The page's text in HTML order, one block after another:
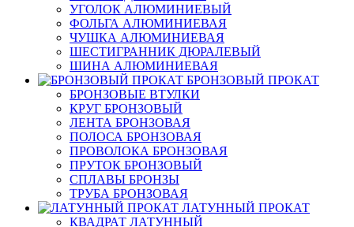
УГОЛОК АЛЮМИНИЕВЫЙ
ФОЛЬГА АЛЮМИНИЕВАЯ
ЧУШКА АЛЮМИНИЕВАЯ
ШЕСТИГРАННИК ДЮРАЛЕВЫЙ
ШИНА АЛЮМИНИЕВАЯ
БРОНЗОВЫЙ ПРОКАТ
БРОНЗОВЫЕ ВТУЛКИ
КРУГ БРОНЗОВЫЙ
ЛЕНТА БРОНЗОВАЯ
ПОЛОСА БРОНЗОВАЯ
ПРОВОЛОКА БРОНЗОВАЯ
ПРУТОК БРОНЗОВЫЙ
СПЛАВЫ БРОНЗЫ
ТРУБА БРОНЗОВАЯ
ЛАТУННЫЙ ПРОКАТ
КВАДРАТ ЛАТУННЫЙ